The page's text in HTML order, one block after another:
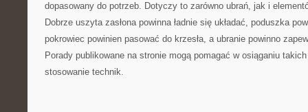
dopasowany do potrzeb. Dotyczy to zarówno ubrań, jak i
Dobrze uszyta zasłona powinna ładnie się układać, poduszka
pokrowiec powinien pasować do krzesła, a ubranie powinno
Porady publikowane na stronie mogą pomagać w osiąganiu
stosowanie technik.